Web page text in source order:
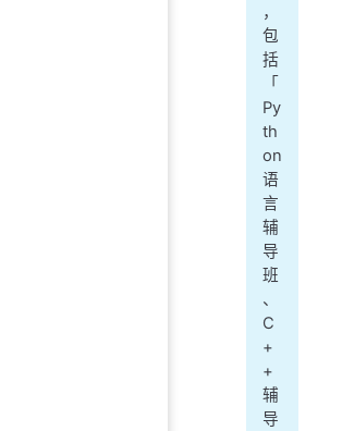
，
包
括
「
Py
th
on
语
言
辅
导
班
、
C
+
+
辅
导